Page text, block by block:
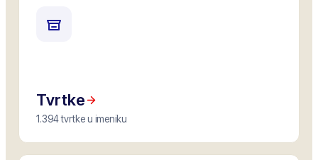
Tvrtke
1.394 tvrtke u imeniku